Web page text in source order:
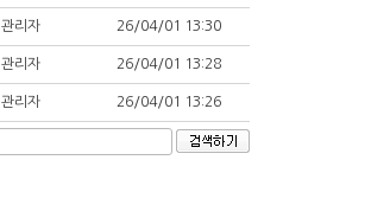
관리자 26/04/01 13:30
관리자 26/04/01 13:28
관리자 26/04/01 13:26